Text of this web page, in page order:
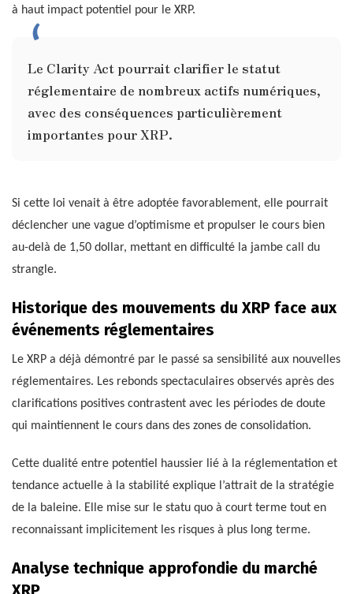
à haut impact potentiel pour le XRP.
Le Clarity Act pourrait clarifier le statut
réglementaire de nombreux actifs numériques,
avec des conséquences particulièrement
importantes pour XRP.
Si cette loi venait à être adoptée favorablement, elle pourrait
déclencher une vague d’optimisme et propulser le cours bien
au-delà de 1,50 dollar, mettant en difficulté la jambe call du
strangle.
Historique des mouvements du XRP face aux
événements réglementaires
Le XRP a déjà démontré par le passé sa sensibilité aux nouvelles
réglementaires. Les rebonds spectaculaires observés après des
clarifications positives contrastent avec les périodes de doute
qui maintiennent le cours dans des zones de consolidation.
Cette dualité entre potentiel haussier lié à la réglementation et
tendance actuelle à la stabilité explique l’attrait de la stratégie
de la baleine. Elle mise sur le statu quo à court terme tout en
reconnaissant implicitement les risques à plus long terme.
Analyse technique approfondie du marché